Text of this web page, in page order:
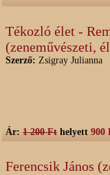
Tékozló élet -
(zeneművészeti,
Szerző: Zsigray Julianna
Ár: 1 200 Ft helyett 900
Ferencsik János